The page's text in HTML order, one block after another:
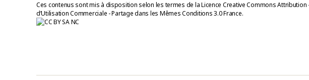
Ces contenus sont mis à disposition selon les termes de la Licence Creative Commons Attribution
d’Utilisation Commerciale - Partage dans les Mêmes Conditions 3.0 France.